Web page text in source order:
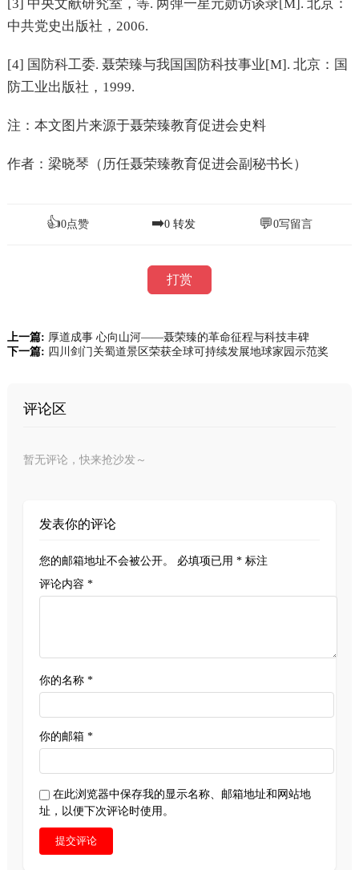
[3] 中央文献研究室，等. 两弹一星元勋访谈录[M]. 北京：
中共党史出版社，2006.
[4] 国防科工委. 聂荣臻与我国国防科技事业[M]. 北京：国
防工业出版社，1999.
注：本文图片来源于聂荣臻教育促进会史料
作者：梁晓琴（历任聂荣臻教育促进会副秘书长）
👍0点赞 ➡️0 转发 💬0写留言
打赏
上一篇: 厚道成事 心向山河——聂荣臻的革命征程与科技丰碑
下一篇: 四川剑门关蜀道景区荣获全球可持续发展地球家园示范奖
评论区
暂无评论，快来抢沙发～
发表你的评论
您的邮箱地址不会被公开。 必填项已用 *标注
评论内容 *
你的名称 *
你的邮箱 *
在此浏览器中保存我的显示名称、邮箱地址和网站地
址，以便下次评论时使用。
提交评论